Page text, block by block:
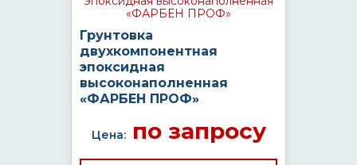
Грунтовка
двухкомпонентная
эпоксидная
высоконаполненная
«ФАРБЕН ПРОФ»
Цена:по запросу